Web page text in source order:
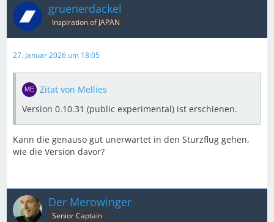
gruenerdackel
Inspiration of JAPAN
27. Januar 2026 um 18:05
Zitat von Mellies
Version 0.10.31 (public experimental) ist erschienen.
Kann die genauso gut unerwartet in den Sturzflug gehen,
wie die Version davor?
Der Merowinger
Senior Captain